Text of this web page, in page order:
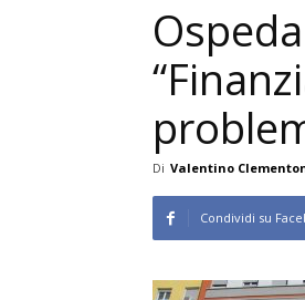
Di Valentino
Condividi su